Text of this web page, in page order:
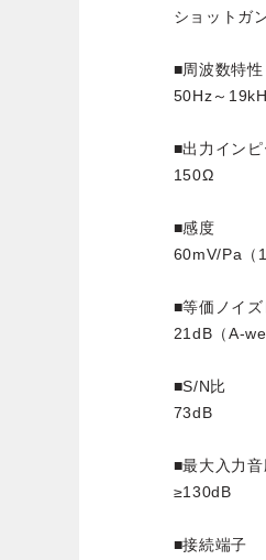
ショットガ
■周波数特性
50Hz～
■出力インピ
150Ω
■感度
60mV/Pa（
■等価ノイ
21dB（A-
■S/N比
73dB
■最大入力音
≥130dB
■接続端子